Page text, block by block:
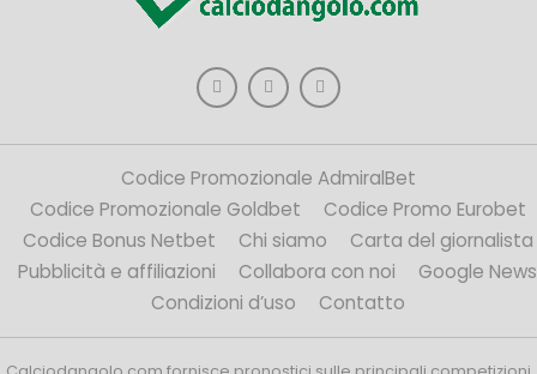
Codice Promozionale AdmiralBet
Codice Promozionale Goldbet
Codice Promo Eurobet
Codice Bonus Netbet
Chi siamo
Carta del giornalista
Pubblicità e affiliazioni
Collabora con noi
Google News
Condizioni d’uso
Contatto